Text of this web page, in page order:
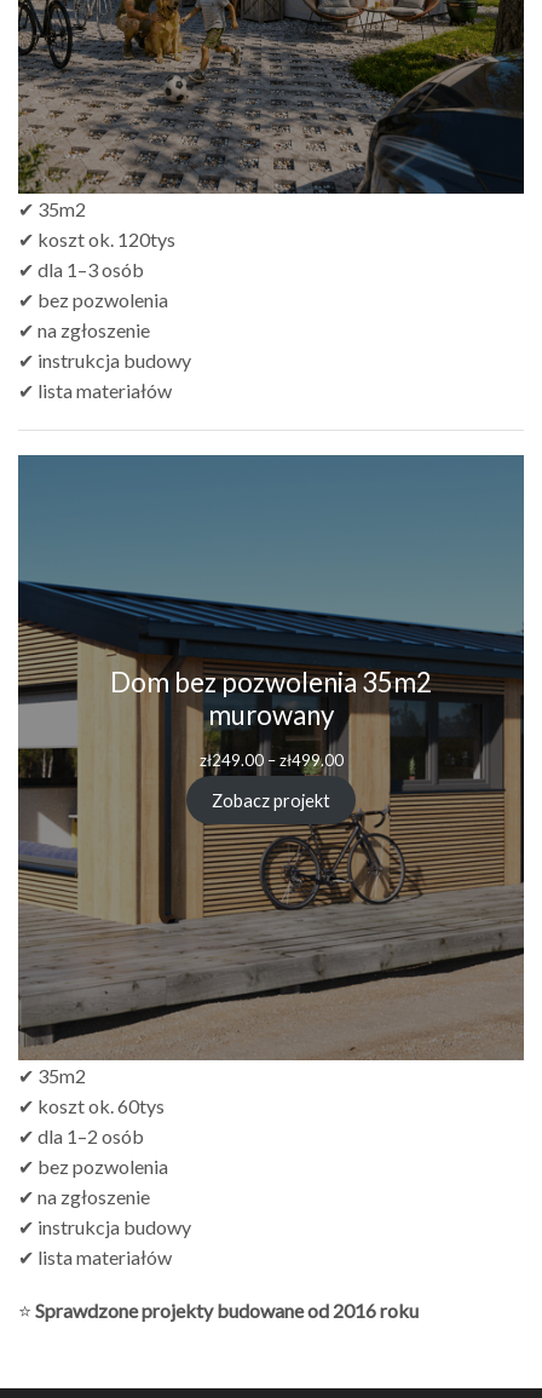
✔ 35m2
✔ koszt ok. 120tys
✔ dla 1–3 osób
✔ bez pozwolenia
✔ na zgłoszenie
✔ instrukcja budowy
✔ lista materiałów
Dom bez pozwolenia 35m2
murowany
zł249.00 – zł499.00Zakres
od
zł249.00
do
zł499.00
Zobacz projekt
✔ 35m2
✔ koszt ok. 60tys
✔ dla 1–2 osób
✔ bez pozwolenia
✔ na zgłoszenie
✔ instrukcja budowy
✔ lista materiałów
⭐ Sprawdzone projekty budowane od 2016 roku